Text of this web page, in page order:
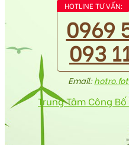
HOTLINE TƯ VẤN:
0969
093
Email:
Trung Tâm Công